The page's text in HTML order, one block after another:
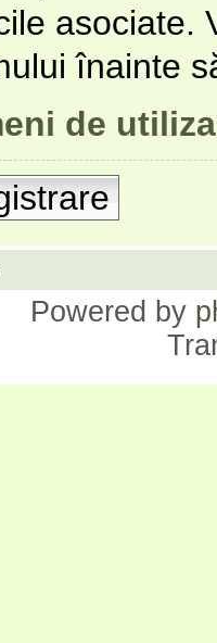
asociate.
înainte
de
Powered by